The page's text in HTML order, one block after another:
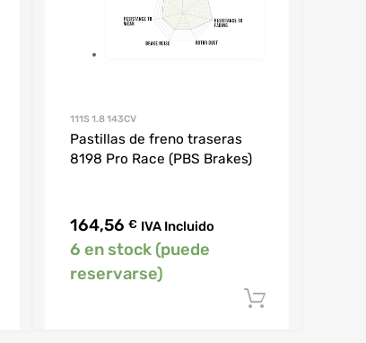
111S 1.8 143CV
Pastillas de freno traseras
8198 Pro Race (PBS Brakes)
164,56 € IVA Incluido
6 en stock (puede
reservarse)